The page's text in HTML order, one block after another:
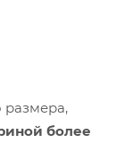
размера,
более